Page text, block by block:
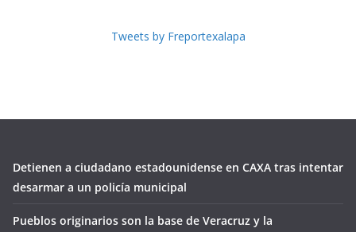
Tweets by Freportexalapa
Detienen a ciudadano estadounidense en CAXA tras intentar
desarmar a un policía municipal
Pueblos originarios son la base de Veracruz y la